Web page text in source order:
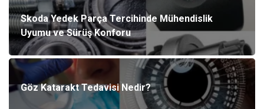
Skoda Yedek Parça Tercihinde Mühendislik
Uyumu ve Sürüş Konforu
Göz Katarakt Tedavisi Nedir?